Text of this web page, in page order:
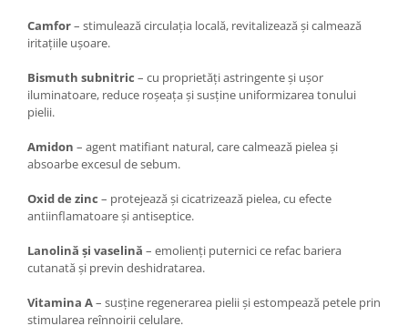
Camfor– stimulează circulația locală, revitalizează și calmează
iritațiile ușoare.
Bismuth subnitric – cu proprietăți astringente și ușor
iluminatoare, reduce roșeața și susține uniformizarea tonului
pielii.
Amidon – agent matifiant natural, care calmează pielea și
absoarbe excesul de sebum.
Oxid de zinc – protejează și cicatrizează pielea, cu efecte
antiinflamatoare și antiseptice.
Lanolină și vaselină – emolienți puternici ce refac bariera
cutanată și previn deshidratarea.
Vitamina A– susține regenerarea pielii și estompează petele prin
stimularea reînnoirii celulare.